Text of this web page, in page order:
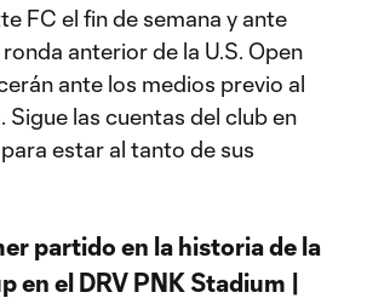
FC el fin de semana y ante
anterior de la U.S. Open
ante los medios previo al
las cuentas del club en
estar al tanto de sus
partido en la historia de la
en el DRV PNK Stadium |